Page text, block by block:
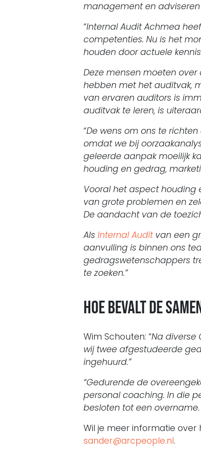
management en
“Internal Audit Achmea
competenties. Nu is het
houden door actuele
Deze mensen moeten
hebben met het auditvak,
van ervaren auditors is
auditvak te leren, is
“De wens om ons te
omdat we bij
geleerde aanpak moeilijk
houding en gedrag,
Vooral het aspect houding
van grote problemen en
De aandacht van de
Als Internal Auditvan een
aanvulling is binnen ons
gedragswetenschappers
te zoeken.”
Hoe bevalt de
Wim Schouten: “Na diverse
wij twee afgestudeerde
ingehuurd.”
“Gedurende de
personal coaching. In die
besloten tot een
Wil je meer informatie over
sander@arcpeople.nl.